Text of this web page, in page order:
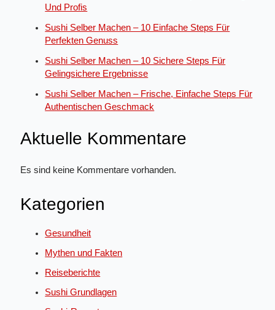
Und Profis
Sushi Selber Machen – 10 Einfache Steps Für
Perfekten Genuss
Sushi Selber Machen – 10 Sichere Steps Für
Gelingsichere Ergebnisse
Sushi Selber Machen – Frische, Einfache Steps Für
Authentischen Geschmack
Aktuelle Kommentare
Es sind keine Kommentare vorhanden.
Kategorien
Gesundheit
Mythen und Fakten
Reiseberichte
Sushi Grundlagen